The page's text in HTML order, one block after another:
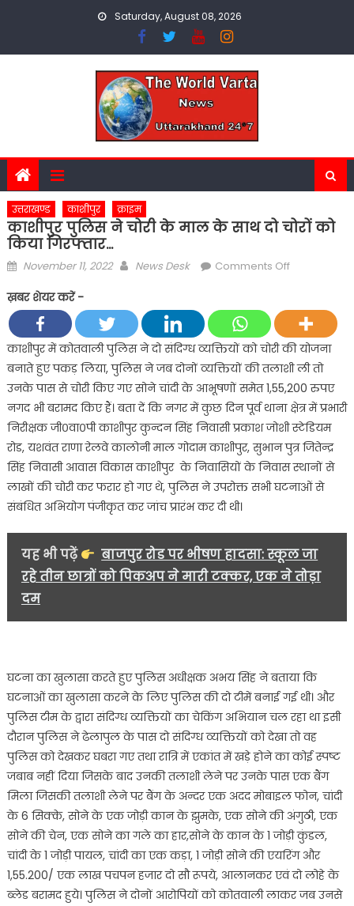
Saturday, August 08, 2026
उत्तराखण्ड काशीपुर क्राइम
काशीपुर पुलिस ने चोरी के माल के साथ दो चोरों को
किया गिरफ्तार…
Posted
November 11, 2022 Author
News Desk Comments Offon
चोरी
के
माल
के
साथ
दो
चोरों
को
किया
ख़बर शेयर करें -
काशीपुर में कोतवाली पुलिस ने दो संदिग्ध व्यक्तियों को चोरी की योजना
बनाते हुए पकड़ लिया, पुलिस ने जब दोनों व्यक्तियों की तलाशी ली तो
उनके पास से चोरी किए गए सोने चांदी के आभूषणों समेत 1,55,200 रुपए
नगद भी बरामद किए हैं। बता दें कि नगर में कुछ दिन पूर्व थाना क्षेत्र में प्रभारी
निरीक्षक जी०वा०पी काशीपुर कुन्दन सिंह निवासी प्रकाश जोशी स्टेडियम
रोड, यशवंत राणा रेलवे कालोनी माल गोदाम काशीपुर, सुभान पुत्र जितेन्द्र
सिंह निवासी आवास विकास काशीपुर के निवासियों के निवास स्थानों से
लाखों की चोरी कर फरार हो गए थे, पुलिस ने उपरोक्त सभी घटनाओं से
संबंधित अभियोग पंजीकृत कर जांच प्रारंभ कर दी थी।
यह भी पढ़ें
बाजपुर रोड पर भीषण हादसा: स्कूल जा
रहे तीन छात्रों को पिकअप ने मारी टक्कर, एक ने तोड़ा
दम
घटना का खुलासा करते हुए पुलिस अधीक्षक अभय सिंह ने बताया कि
घटनाओं का खुलासा करने के लिए पुलिस की दो टीमें बनाई गई थी। और
पुलिस टीम के द्वारा संदिग्ध व्यक्तियों का चेकिंग अभियान चल रहा था इसी
दौरान पुलिस ने ढेलापुल के पास दो संदिग्ध व्यक्तियों को देखा तो वह
पुलिस को देखकर घबरा गए तथा रात्रि में एकांत में खड़े होने का कोई स्पष्ट
जबाब नहीं दिया जिसके बाद उनकी तलाशी लेने पर उनके पास एक बैंग
मिला जिसकी तलाशी लेने पर बैंग के अन्दर एक अदद मोबाइल फोन, चांदी
के 6 सिक्के, सोने के एक जोड़ी कान के झुमके, एक सोने की अंगुठी, एक
सोने की चेन, एक सोने का गले का हार,सोने के कान के 1 जोड़ी कुंडल,
चांदी के 1 जोड़ी पायल, चांदी का एक कड़ा, 1 जोड़ी सोने की एयरिंग और
1,55.200/ एक लाख पचपन हजार दो सौ रूपये, आलानकर एवं दो लोहे के
ब्लेड बरामद हुये। पुलिस ने दोनों आरोपियों को कोतवाली लाकर जब उनसे